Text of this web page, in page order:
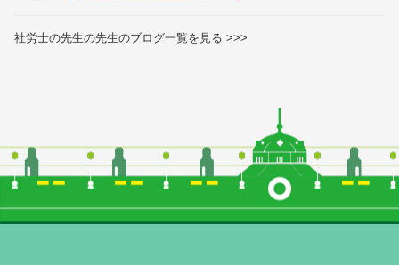
社労士の先生の先生のブログ一覧を見る >>>